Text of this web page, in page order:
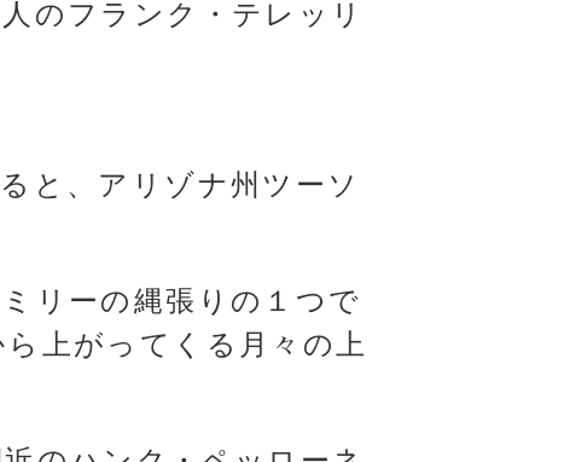
のフランク・テレッリ
と、アリゾナ州ツーソ
リーの縄張りの１つで
上がってくる月々の上